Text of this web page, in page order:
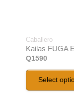
Caballero
Kailas FUGA
Q1590
Select